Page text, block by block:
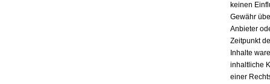
keinen
Gewähr
Anbieter
Zeitpunkt
Inhalte
inhaltliche
einer